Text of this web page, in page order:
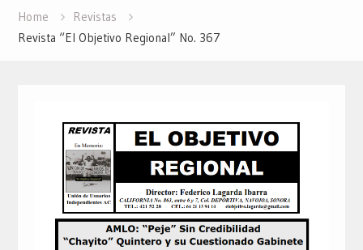
Home
Revistas
Revista “El Objetivo Regional” No. 367